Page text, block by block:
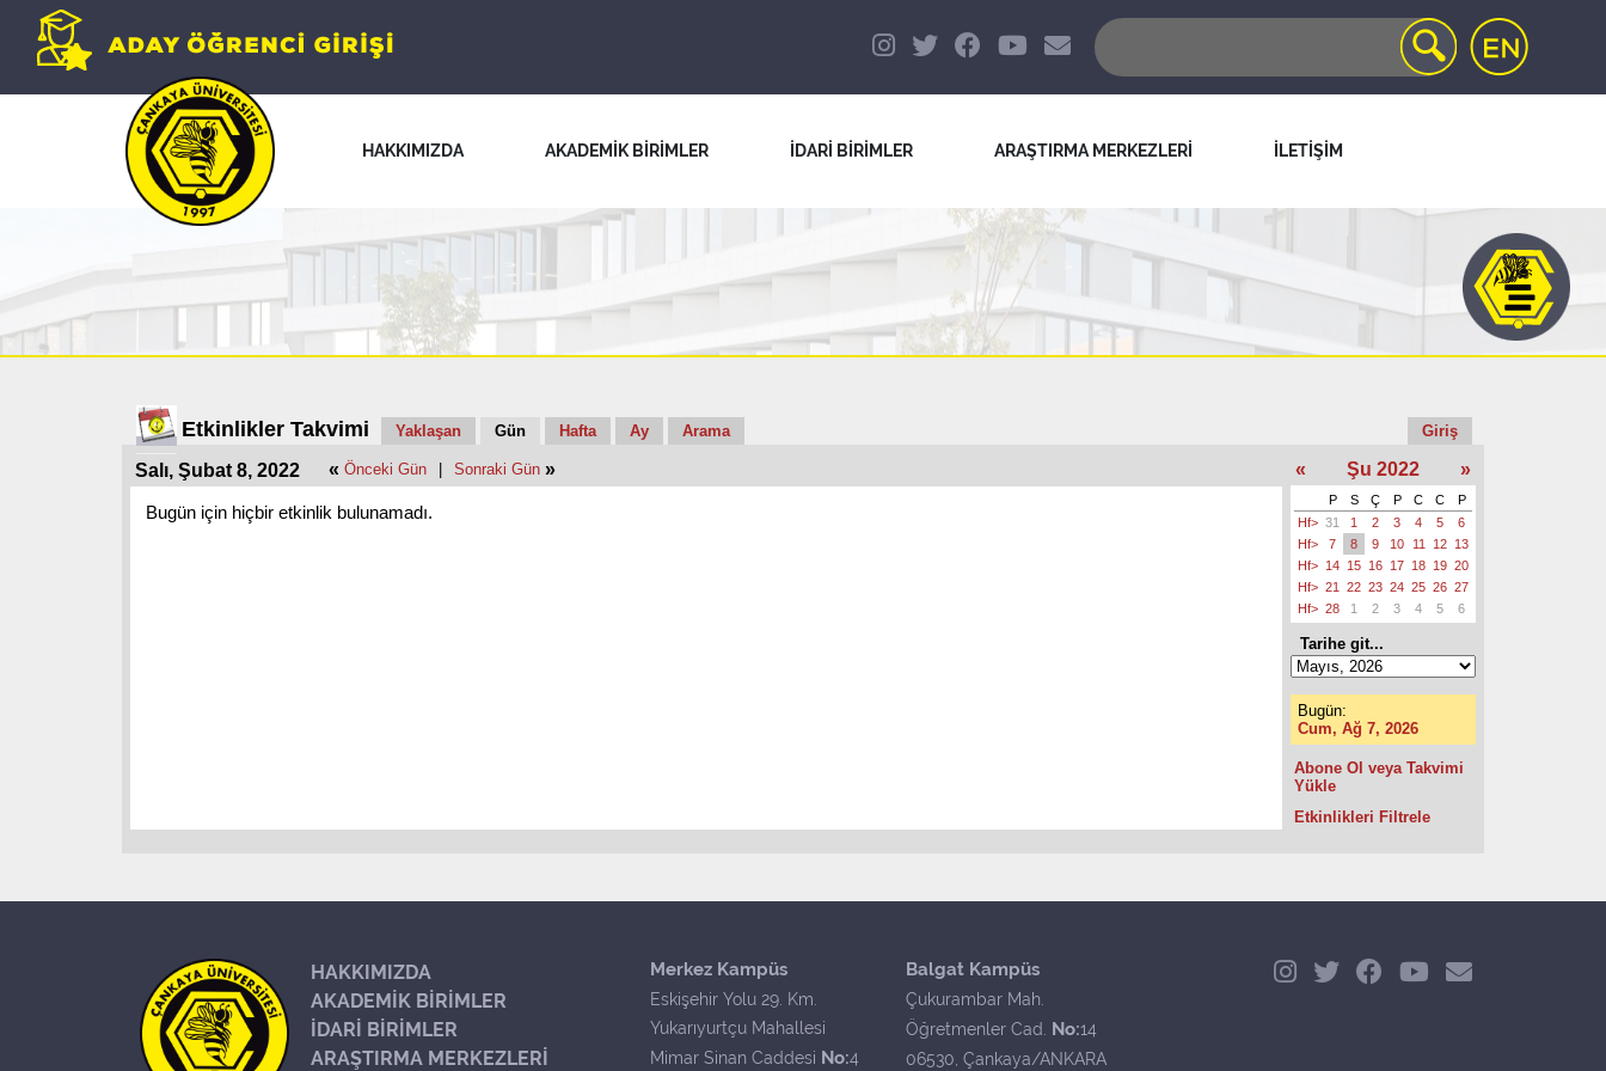
HAKKIMIZDA AKADEMİK BİRİMLER İDARİ BİRİMLER ARAŞTIRMA MERKEZLERİ İLETİŞİM
Etkinlikler Takvimi Yaklaşan Gün Hafta Ay Arama Giriş
Salı, Şubat 8, 2022 « Önceki Gün Sonraki Gün »
Bugün için hiçbir etkinlik bulunamadı.
« Şu 2022 »
P S Ç P C C
P
Hf> 31 1 2 3 4 5
6
Hf>
7 8 9 10 11 12 13
Hf> 14 15 16 17 18 19 20
Hf> 21 22 23 24 25 26 27
Hf> 28 1 2 3 4 5 6
Tarihe git...
Bugün:
Cum, Ağ 7, 2026
Abone Ol veya Takvimi
Yükle
Etkinlikleri Filtrele
HAKKIMIZDA
AKADEMİK BİRİMLER
İDARİ BİRİMLER
ARAŞTIRMA MERKEZLERİ
Merkez Kampüs
Eskişehir Yolu 29. Km.
Yukarıyurtçu Mahallesi
Mimar Sinan Caddesi No:4
Balgat Kampüs
Çukurambar Mah.
Öğretmenler Cad. No:14
06530, Çankaya/ANKARA